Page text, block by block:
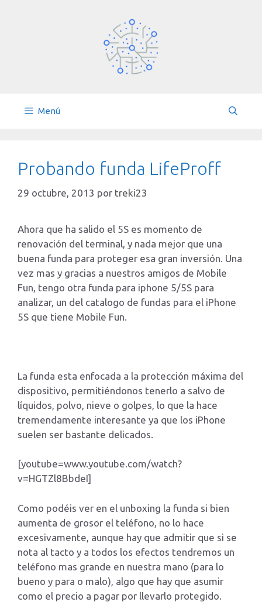
Menú
Probando funda LifeProff
29 octubre, 2013 por treki23
Ahora que ha salido el 5S es momento de
renovación del terminal, y nada mejor que una
buena funda para proteger esa gran inversión. Una
vez mas y gracias a nuestros amigos de Mobile
Fun, tengo otra funda para iphone 5/5S para
analizar, un del catalogo de fundas para el iPhone
5S que tiene Mobile Fun.
La funda esta enfocada a la protección máxima del
dispositivo, permitiéndonos tenerlo a salvo de
líquidos, polvo, nieve o golpes, lo que la hace
tremendamente interesante ya que los iPhone
suelen ser bastante delicados.
[youtube=www.youtube.com/watch?
v=HGTZl8BbdeI]
Como podéis ver en el unboxing la funda si bien
aumenta de grosor el teléfono, no lo hace
excesivamente, aunque hay que admitir que si se
nota al tacto y a todos los efectos tendremos un
teléfono mas grande en nuestra mano (para lo
bueno y para o malo), algo que hay que asumir
como el precio a pagar por llevarlo protegido.